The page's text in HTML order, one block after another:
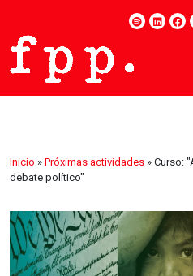
Inicio » Próximas actividades » Curso:
debate político"